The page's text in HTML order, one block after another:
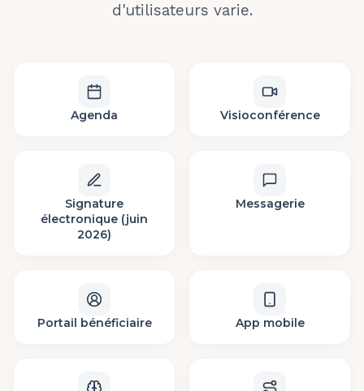
d'utilisateurs varie.
Agenda Visioconférence
Signature
électronique (juin
2026)
Messagerie
Portail bénéficiaire App mobile